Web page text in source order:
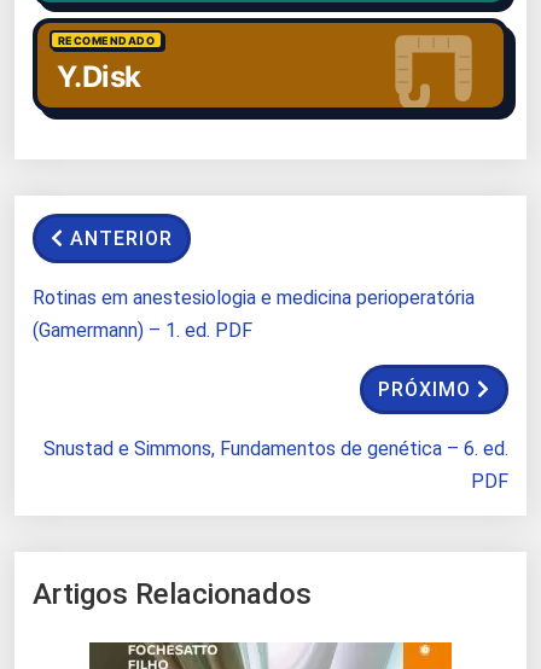
RECOMENDADO
Y.Disk
ANTERIOR
Rotinas em anestesiologia e medicina perioperatória
(Gamermann) – 1. ed. PDF
PRÓXIMO
Snustad e Simmons, Fundamentos de genética – 6. ed.
PDF
Artigos Relacionados